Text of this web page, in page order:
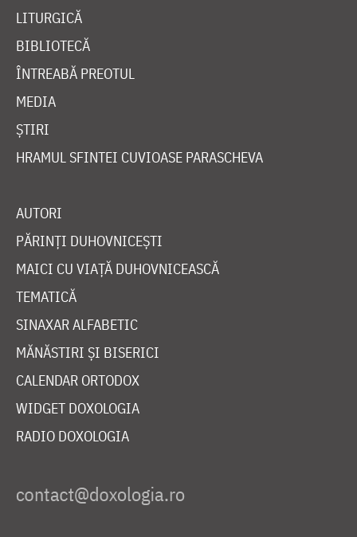
LITURGICĂ
BIBLIOTECĂ
ÎNTREABĂ PREOTUL
MEDIA
ȘTIRI
HRAMUL SFINTEI CUVIOASE PARASCHEVA
AUTORI
PĂRINȚI DUHOVNICEȘTI
MAICI CU VIAȚĂ DUHOVNICEASCĂ
TEMATICĂ
SINAXAR ALFABETIC
MĂNĂSTIRI ȘI BISERICI
CALENDAR ORTODOX
WIDGET DOXOLOGIA
RADIO DOXOLOGIA